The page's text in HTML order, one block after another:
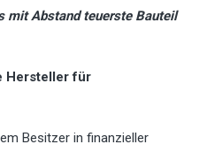
mit Abstand teuerste Bauteil
Hersteller für
Besitzer in finanzieller